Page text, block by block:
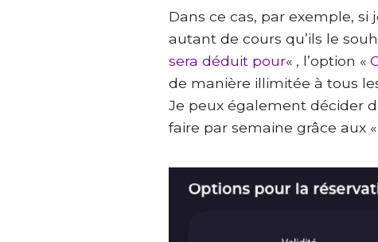
Dans ce cas, par exemple,
autant de cours qu’ils le
sera déduit pour« , l’option «
de manière illimitée à tous
Je peux également décider
faire par semaine grâce aux «